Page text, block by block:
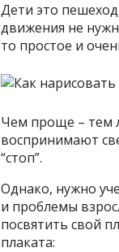
Дети это
движения не
то простое и
Чем проще – тем
воспринимают
“стоп”.
Однако, нужно
и проблемы
посвятить свой
плаката: